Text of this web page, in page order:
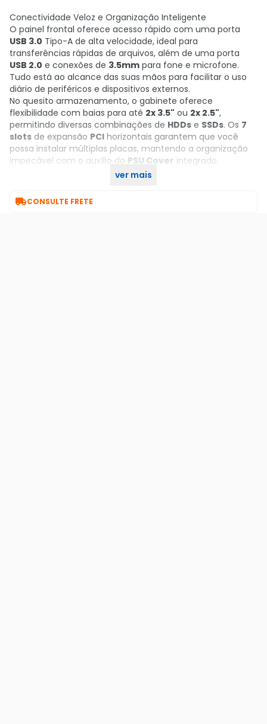
Conectividade Veloz e Organização Inteligente
O painel frontal oferece acesso rápido com uma porta
USB 3.0 Tipo-A de alta velocidade, ideal para
transferências rápidas de arquivos, além de uma porta
USB 2.0 e conexões de 3.5mm para fone e microfone.
Tudo está ao alcance das suas mãos para facilitar o uso
diário de periféricos e dispositivos externos.
No quesito armazenamento, o gabinete oferece
flexibilidade com baias para até 2x 3.5" ou 2x 2.5",
permitindo diversas combinações de HDDs e SSDs. Os 7
slots de expansão PCI horizontais garantem que você
possa instalar múltiplas placas, mantendo a organização
impecável com o auxílio do PSU Cover integrado.
ver mais
CONSULTE FRETE